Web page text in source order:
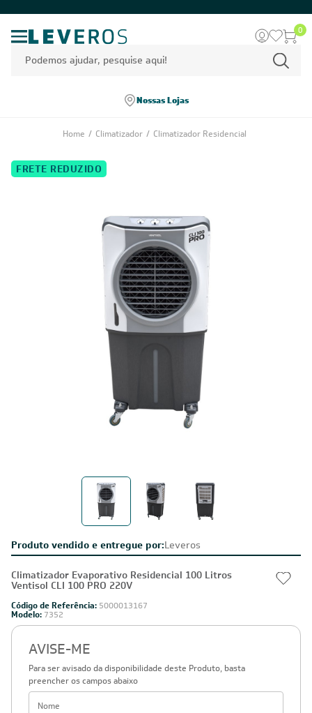
0
Nossas Lojas
Home / Climatizador / Climatizador Residencial
Produto vendido e entregue por:Leveros
Climatizador Evaporativo Residencial 100 Litros
Ventisol CLI 100 PRO 220V
Código de Referência: 5000013167
Modelo: 7352
AVISE-ME
Para ser avisado da disponibilidade deste Produto, basta
preencher os campos abaixo
FRETE REDUZIDO